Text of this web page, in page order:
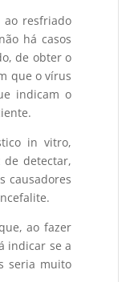
ao resfriado
há casos
de obter o
que o vírus
indicam o
in vitro,
de detectar,
causadores
ao fazer
indicar se a
seria muito